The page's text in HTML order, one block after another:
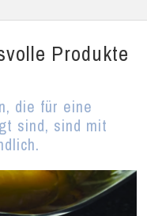
Produkte
die für eine
sind, sind mit